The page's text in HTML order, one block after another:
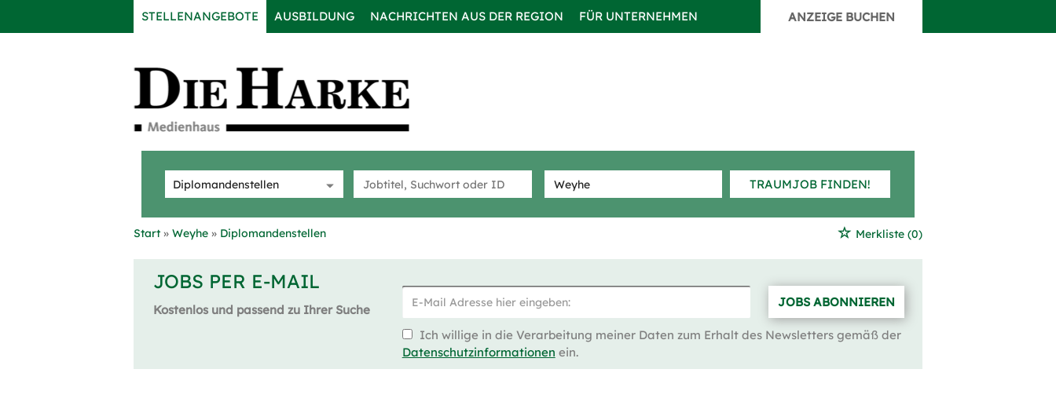
STELLENANGEBOTE AUSBILDUNG NACHRICHTEN AUS DER REGION FÜR UNTERNEHMEN ANZEIGE BUCHEN
TRAUMJOB FINDEN!
Start Weyhe Diplomandenstellen Merkliste (0)
JOBS PER E-MAIL
Kostenlos und passend zu Ihrer Suche
JOBS ABONNIEREN
Ich willige in die Verarbeitung meiner Daten zum Erhalt des Newsletters gemäß der
Datenschutzinformationen ein.